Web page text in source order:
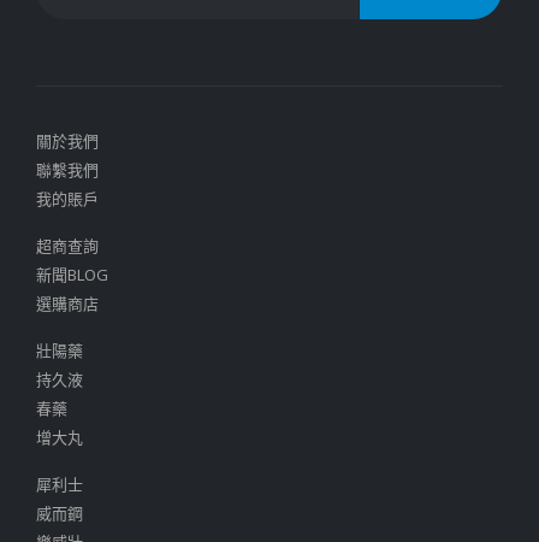
關於我們
聯繫我們
我的賬戶
超商查詢
新聞BLOG
選購商店
壯陽藥
持久液
春藥
增大丸
犀利士
威而鋼